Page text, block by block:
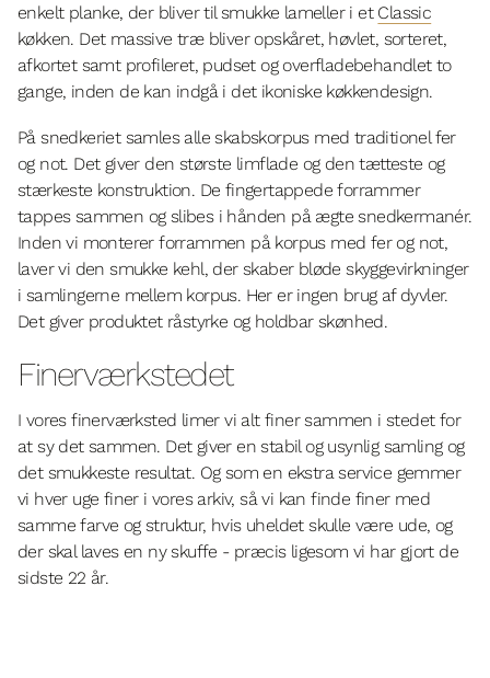
enkelt planke, der bliver til smukke lameller i et Classic
køkken. Det massive træ bliver opskåret, høvlet, sorteret,
afkortet samt profileret, pudset og overfladebehandlet to
gange, inden de kan indgå i det ikoniske køkkendesign.
På snedkeriet samles alle skabskorpus med traditionel fer
og not. Det giver den største limflade og den tætteste og
stærkeste konstruktion. De fingertappede forrammer
tappes sammen og slibes i hånden på ægte snedkermanér.
Inden vi monterer forrammen på korpus med fer og not,
laver vi den smukke kehl, der skaber bløde skyggevirkninger
i samlingerne mellem korpus. Her er ingen brug af dyvler.
Det giver produktet råstyrke og holdbar skønhed.
Finerværkstedet
I vores finerværksted limer vi alt finer sammen i stedet for
at sy det sammen. Det giver en stabil og usynlig samling og
det smukkeste resultat. Og som en ekstra service gemmer
vi hver uge finer i vores arkiv, så vi kan finde finer med
samme farve og struktur, hvis uheldet skulle være ude, og
der skal laves en ny skuffe - præcis ligesom vi har gjort de
sidste 22 år.